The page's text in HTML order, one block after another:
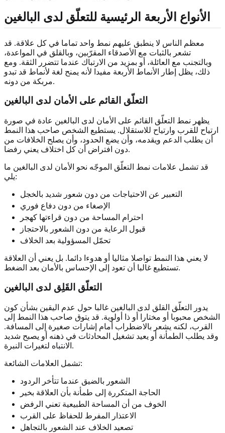
الأنواع الأربعة الرئيسية للتعلّق لدى البالغين
معظم الناس لا ينطبق عليهم نمط واحد تماما في كل علاقة. قد
تشعر بالثبات مع الأصدقاء المقرّبين، وبالقلق في المواعدة،
وبالتجنب مع العائلة، أو بمزيد من الارتباك عندما تتضرر الثقة. ومع
ذلك، يظل إطار الأنماط الأربعة مفيدا لأنه يمنح لغة لأنماط قد تبدو
مربكة من دونه.
التعلّق القائم على الأمان لدى البالغين
يظهر نمط التعلّق القائم على الأمان لدى البالغين عادة في صورة
ارتياح للقرب وارتياح للاستقلال. يستطيع الشخص صاحب هذا النمط
أن يطلب الدعم ويقدمه، وأن يضع الحدود، وأن يصلح الخلافات من
دون افتراض أن كل اختلاف يعني رفضا.
قد تشمل علامات نمط التعلّق الموجّه نحو الأمان لدى البالغين ما
يلي:
التعبير عن الاحتياجات من دون شعور شديد بالخجل
الإصغاء من دون دفاع فوري
احترام المساحة من دون قراءتها كهجر
قبول الرعاية من دون الشعور بالاحتجاز
تحمّل المسؤولية بعد الخلاف
لا يعني هذا النمط تواصلا مثاليا أو هدوءا دائما. بل يعني أن العلاقة
تستطيع غالبا أن تعود إلى الإحساس بالأمان بعد الضغط.
التعلّق القَلِق لدى البالغين
يدور التعلّق القلق لدى البالغين غالبا حول عدم اليقين بشأن كون
الشخص محبوبا أو مختارا أو ذا أولوية. قد يتوق صاحب هذا النمط إلى
القرب، لكنه يشعر بالاضطراب أمام إشارات صغيرة إلى المسافة.
وقد يطلب الطمأنة أو يعيد تشغيل المحادثات في ذهنه أو يصبح شديد
الانتباه لتغيرات النبرة.
تشمل العلامات الشائعة:
الشعور بالضيق عندما تتأخر الردود
الحاجة المتكررة إلى طمأنة بأن العلاقة بخير
الخوف من أن المساحة الطبيعية تعني الرفض
الاعتذار المفرط للحفاظ على القرب
تصعيد الخلاف عند الشعور بالتجاهل